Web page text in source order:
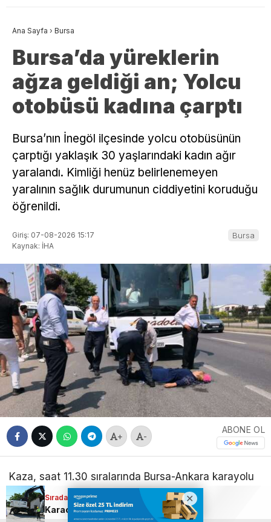
Sıradaki Haber
Karacabey’de metruk yapılar tek tek yıkılıyor
Ana Sayfa › Bursa
Bursa’da yüreklerin
ağza geldiği an; Yolcu
otobüsü kadına çarptı
Bursa’nın İnegöl ilçesinde yolcu otobüsünün
çarptığı yaklaşık 30 yaşlarındaki kadın ağır
yaralandı. Kimliği henüz belirlenemeyen
yaralının sağlık durumunun ciddiyetini koruduğu
öğrenildi.
Giriş: 07-08-2026 15:17
Kaynak: İHA
Bursa
+ -
ABONE OL
Kaza, saat 11.30 sıralarında Bursa-Ankara karayolu
İnegöl girişinde meydana geldi.
Edinilen bilgilere göre, İnegöl’den Bozüyük